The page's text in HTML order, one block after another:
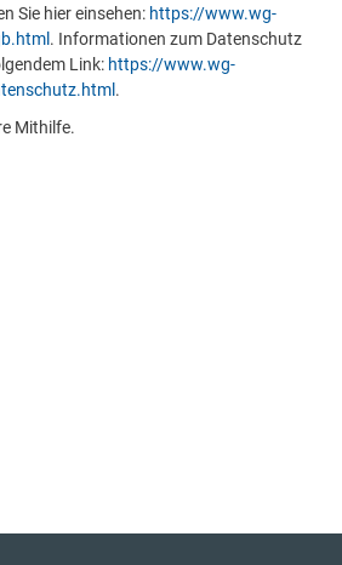
Sie hier einsehen: https://www.wg-
. Informationen zum Datenschutz
Link: https://www.wg-
.
Mithilfe.